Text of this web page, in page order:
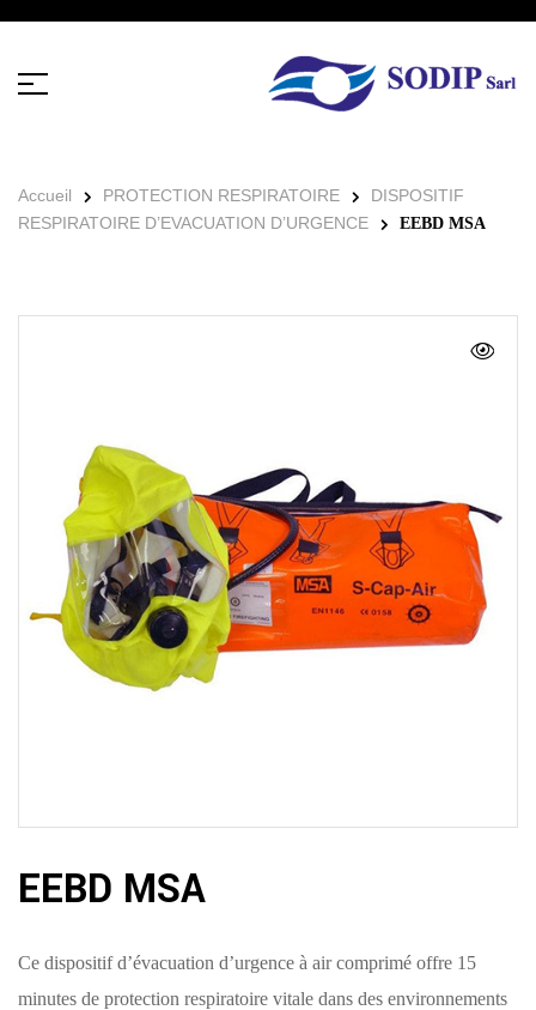
Accueil PROTECTION RESPIRATOIRE
DISPOSITIF
RESPIRATOIRE D’EVACUATION D’URGENCE
EEBD MSA
EEBD MSA
Ce dispositif d’évacuation d’urgence à air comprimé offre 15
minutes de protection respiratoire vitale dans des environnements